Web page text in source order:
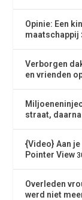
Opinie: Een
maatschappij
Verborgen
en vrienden
straat, daarna
{Video} Aan
Pointer View
Overleden
werd niet